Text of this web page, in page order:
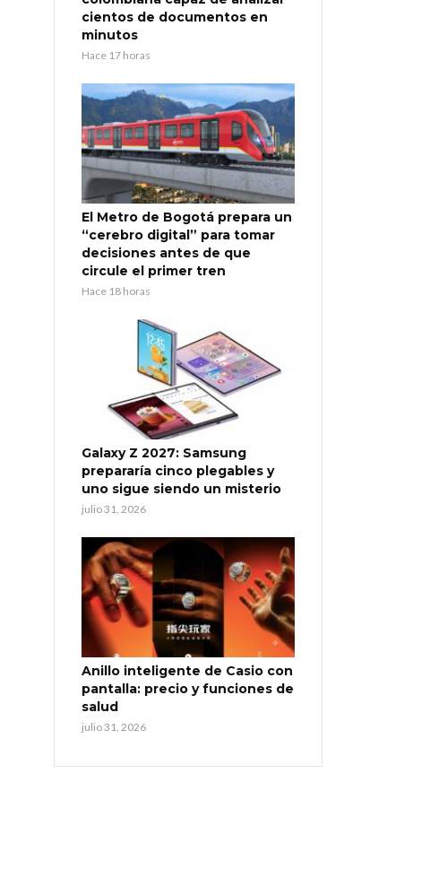
cientos de documentos en
minutos
Hace 17 horas
El Metro de Bogotá prepara un
“cerebro digital” para tomar
decisiones antes de que
circule el primer tren
Hace 18 horas
Galaxy Z 2027: Samsung
prepararía cinco plegables y
uno sigue siendo un misterio
julio 31, 2026
Anillo inteligente de Casio con
pantalla: precio y funciones de
salud
julio 31, 2026